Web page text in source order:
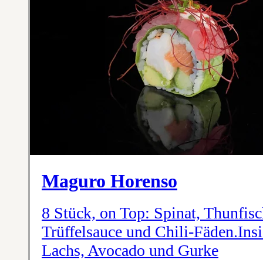
Maguro Horenso
8 Stück, on Top: Spinat,
Trüffelsauce und Chili-
Lachs, Avocado und Gurke